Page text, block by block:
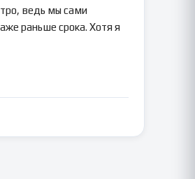
ведь мы сами
раньше срока. Хотя я